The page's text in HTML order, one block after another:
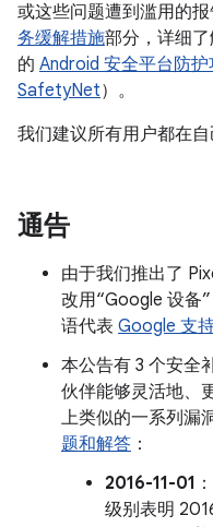
或这些问题遭到滥用的
务缓解措施部分，详细
的 Android 安全平台防护
SafetyNet）。
我们建议所有用户都在自
通告
由于我们推出了
改用“Google 设备
语代表 Google 支
本公告有 3 个安全
伙伴能够灵活地、
上类似的一系列漏
题和解答 ：
2016-11-01
级别表明